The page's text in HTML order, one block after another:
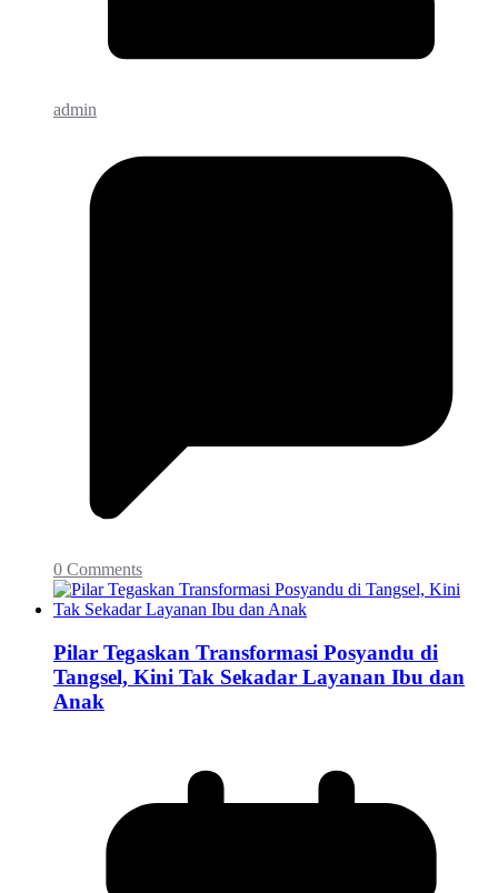
admin
0 Comments
Pilar Tegaskan Transformasi Posyandu di
Tangsel, Kini Tak Sekadar Layanan Ibu dan
Anak